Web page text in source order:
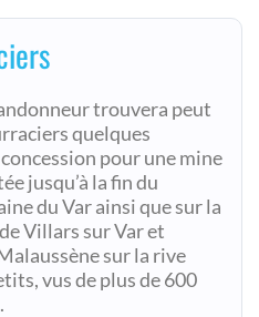
trouvera peut
quelques
pour une mine
jusqu’à la fin du
du Var ainsi que sur la
Villars sur Var et
sur la rive
vus de plus de 600